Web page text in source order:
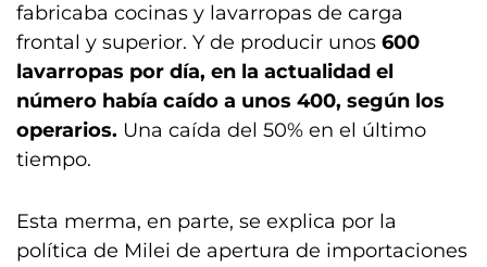
fabricaba cocinas y lavarropas de carga
frontal y superior. Y de producir unos 600
lavarropas por día, en la actualidad el
número había caído a unos 400, según los
operarios. Una caída del 50% en el último
tiempo.
Esta merma, en parte, se explica por la
política de Milei de apertura de importaciones